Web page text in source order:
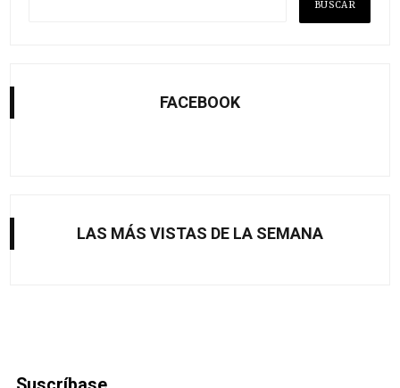
FACEBOOK
LAS MÁS VISTAS DE LA SEMANA